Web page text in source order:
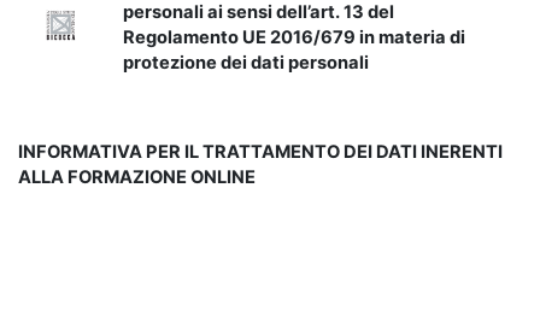
personali ai sensi dell’art. 13 del
Regolamento UE 2016/679 in materia di
protezione dei dati personali
INFORMATIVA PER IL TRATTAMENTO DEI DATI INERENTI
ALLA FORMAZIONE ONLINE